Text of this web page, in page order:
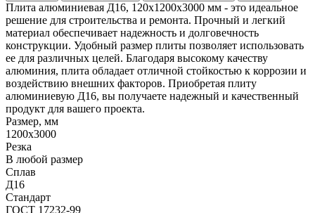
Плита алюминиевая Д16, 120х1200х3000 мм - это идеальное
решение для строительства и ремонта. Прочный и легкий
материал обеспечивает надежность и долговечность
конструкции. Удобный размер плиты позволяет использовать
ее для различных целей. Благодаря высокому качеству
алюминия, плита обладает отличной стойкостью к коррозии и
воздействию внешних факторов. Приобретая плиту
алюминиевую Д16, вы получаете надежный и качественный
продукт для вашего проекта.
Размер, мм
1200х3000
Резка
В любой размер
Сплав
Д16
Стандарт
ГОСТ 17232-99